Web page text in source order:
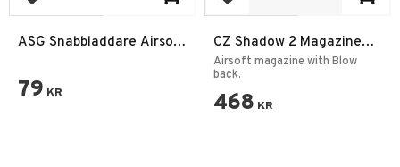
Add to favorites
ASG Snabbladdare Airsoft
79 KR
Add to favorites
CZ Shadow 2 Magazine
Co2 6mm
Airsoft magazine with Blow
back.
468 KR